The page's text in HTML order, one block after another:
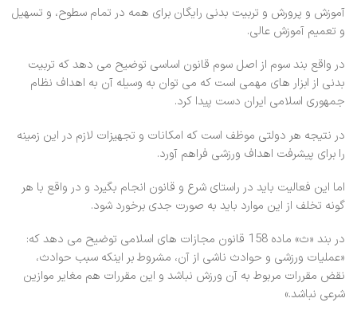
آموزش و پرورش و تربیت بدنی رایگان برای همه در تمام سطوح، و تسهیل
و تعمیم آموزش عالی.
در واقع بند سوم از اصل سوم قانون اساسی توضیح می دهد که تربیت
بدنی از ابزار های مهمی است که می توان به وسیله آن به اهداف نظام
جمهوری اسلامی ایران دست پیدا کرد.
در نتیجه هر دولتی موظف است که امکانات و تجهیزات لازم در این زمینه
را برای پیشرفت اهداف ورزشی فراهم آورد.
اما این فعالیت باید در راستای شرع و قانون انجام بگیرد و در واقع با هر
گونه تخلف از این موارد باید به صورت جدی برخورد شود.
در بند «ث» ماده 158 قانون مجازات های اسلامی توضیح می دهد که:
«عملیات ورزشی و حوادث ناشی از آن، مشروط بر اینکه سبب حوادث،
نقض مقررات مربوط به آن ورزش نباشد و این مقررات هم مغایر موازین
شرعی نباشد.»